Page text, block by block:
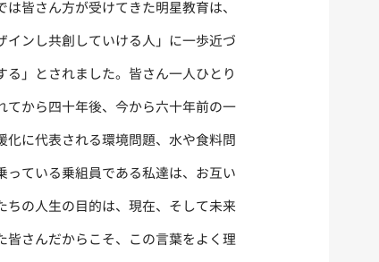
皆さん方が受けてきた明星教育は、
インし共創していける人」に一歩近づ
」とされました。皆さん一人ひとり
てから四十年後、今から六十年前の一
に代表される環境問題、水や食料問
ている乗組員である私達は、お互い
ちの人生の目的は、現在、そして未来
皆さんだからこそ、この言葉をよく理